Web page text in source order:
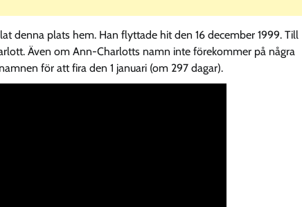
denna plats hem. Han flyttade hit den 16 december 1999. Till
Även om Ann-Charlotts namn inte förekommer på några
för att fira den 1 januari (om 297 dagar).